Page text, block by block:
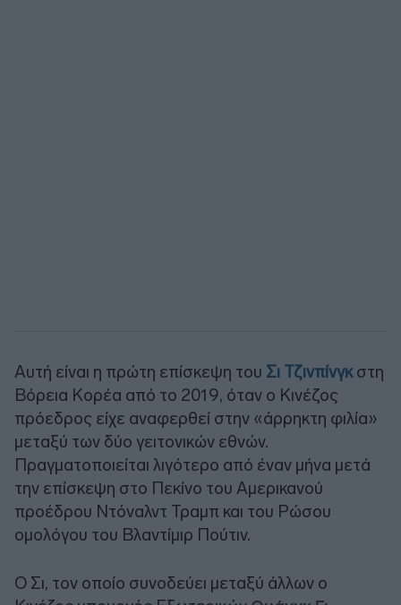
Αυτή είναι η πρώτη επίσκεψη του Σι Τζινπίνγκστη
Βόρεια Κορέα από το 2019, όταν ο Κινέζος
πρόεδρος είχε αναφερθεί στην «άρρηκτη φιλία»
μεταξύ των δύο γειτονικών εθνών.
Πραγματοποιείται λιγότερο από έναν μήνα μετά
την επίσκεψη στο Πεκίνο του Αμερικανού
προέδρου Ντόναλντ Τραμπ και του Ρώσου
ομολόγου του Βλαντίμιρ Πούτιν.
Ο Σι, τον οποίο συνοδεύει μεταξύ άλλων ο